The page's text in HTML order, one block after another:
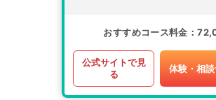
おすすめコース料金
公式サイトで見
る
体験・相